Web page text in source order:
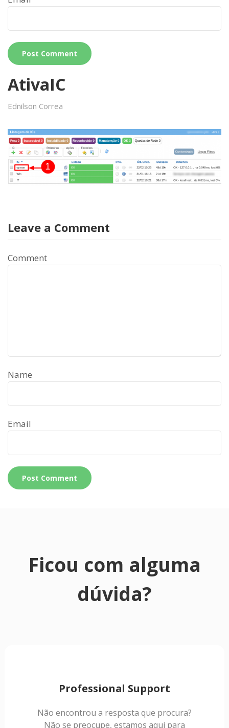
AtivaIC
Ednilson Correa
Leave a Comment
Comment
Name
Email
Ficou com alguma
dúvida?
Professional Support
Não encontrou a resposta que procura?
Não se preocupe, estamos aqui para